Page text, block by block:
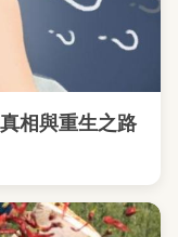
相與重生之路